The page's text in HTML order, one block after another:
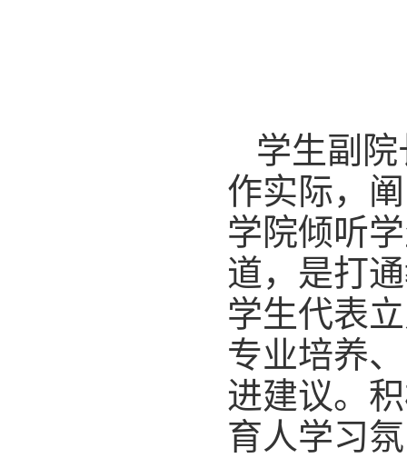
学生副
作实际，
学院倾听
道，是打
学生代表
专业培养
进建议。
育人学习